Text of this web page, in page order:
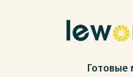
Готовые